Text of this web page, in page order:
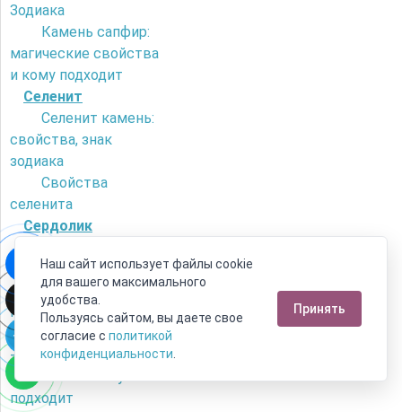
Зодиака
Камень сапфир:
магические свойства
и кому подходит
Селенит
Селенит камень:
свойства, знак
зодиака
Свойства
селенита
Сердолик
сердолик от
искусственного
камня?
Камень сердолик
- его магические
свойства и кому
подходит
Наш сайт использует файлы cookie
для вашего максимального
удобства.
Пользуясь сайтом, вы даете свое
согласие с политикой
конфиденциальности
Принять